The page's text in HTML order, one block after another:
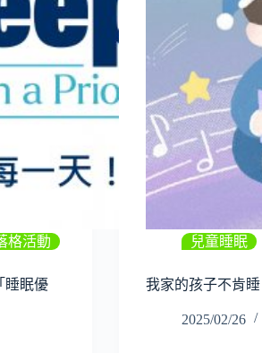
格活動
睡眠優
兒童睡眠
我家的孩子不肯
2025/02/26